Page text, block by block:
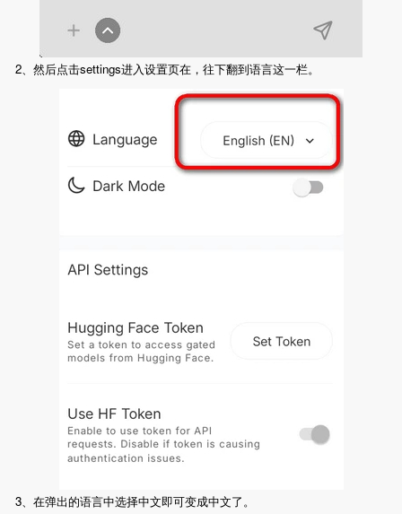
2、然后点击settings进入设置页在，往下翻到语言这一栏。
3、在弹出的语言中选择中文即可变成中文了。